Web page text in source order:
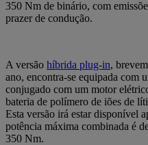
350 Nm de binário, com
prazer de condução.
A versão híbrida plug-in,
ano, encontra-se equipada com
conjugado com um motor
bateria de polímero de iões de
Esta versão irá estar disponível
potência máxima combinada é
350 Nm.